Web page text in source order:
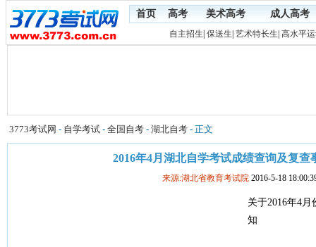
首页 高考 美术高考 成人高考
自主招生 保送生 艺术特长生 高水平
3773考试网 - 自学考试 - 全国自考 - 湖北自考 - 正文
2016年4月湖北自学考试成绩查询及复查
来源:湖北省教育考试院 2016-5-18
关于2016年4
知